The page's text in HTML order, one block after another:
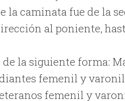
la caminata fue de la
al poniente,
la siguiente forma:
femenil y
femenil y